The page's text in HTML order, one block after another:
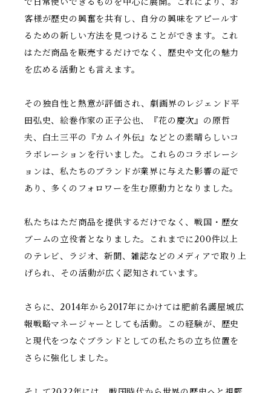
客様が歴史の興奮を共有し、自分の興味をアピールす
るための新しい方法を見つけることができます。これ
はただ商品を販売するだけでなく、歴史や文化の魅力
を広める活動とも言えます。
その独自性と熱意が評価され、劇画界のレジェンド平
田弘史、絵巻作家の正子公也、『花の慶次』の原哲
夫、白土三平の『カムイ外伝』などとの素晴らしいコ
ラボレーションを行いました。これらのコラボレーシ
ョンは、私たちのブランドが業界に与えた影響の証で
あり、多くのフォロワーを生む原動力となりました。
私たちはただ商品を提供するだけでなく、戦国・歴女
ブームの立役者となりました。これまでに200件以上
のテレビ、ラジオ、新聞、雑誌などのメディアで取り上
げられ、その活動が広く認知されています。
さらに、2014年から2017年にかけては肥前名護屋城広
報戦略マネージャーとしても活動。この経験が、歴史
と現代をつなぐブランドとしての私たちの立ち位置を
さらに強化しました。